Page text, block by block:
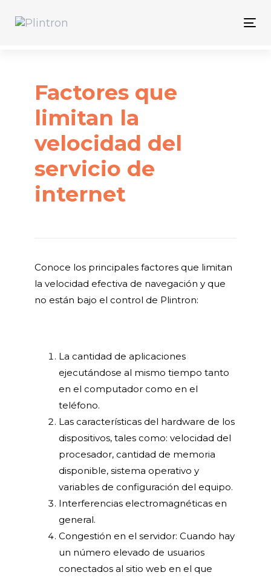
links
Factores que
limitan la
velocidad del
servicio de
internet
Conoce los principales factores que limitan
la velocidad efectiva de navegación y que
no están bajo el control de Plintron:
La cantidad de aplicaciones
ejecutándose al mismo tiempo tanto
en el computador como en el
teléfono.
Las características del hardware de los
dispositivos, tales como: velocidad del
procesador, cantidad de memoria
disponible, sistema operativo y
variables de configuración del equipo.
Interferencias electromagnéticas en
general.
Congestión en el servidor: Cuando hay
un número elevado de usuarios
conectados al sitio web en el que